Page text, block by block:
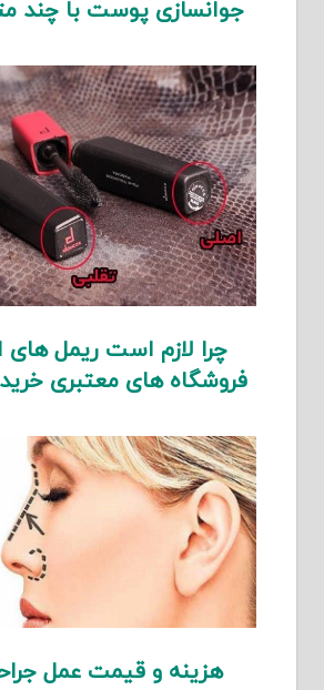
جوانسازی پوست با چند
چرا لازم است ریمل های
فروشگاه های معتبری
هزینه و قیمت عمل